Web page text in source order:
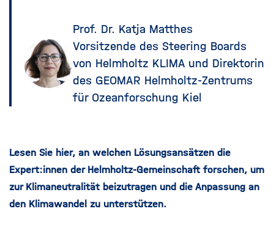
Prof. Dr. Katja Matthes
Vorsitzende des Steering Boards
von Helmholtz KLIMA und Direktorin
des GEOMAR Helmholtz-Zentrums
für Ozeanforschung Kiel
Lesen Sie hier, an welchen Lösungsansätzen die
Expert:innen der Helmholtz-Gemeinschaft forschen, um
zurKlimaneutralität beizutragen und die Anpassung an
den Klimawandel zu unterstützen.